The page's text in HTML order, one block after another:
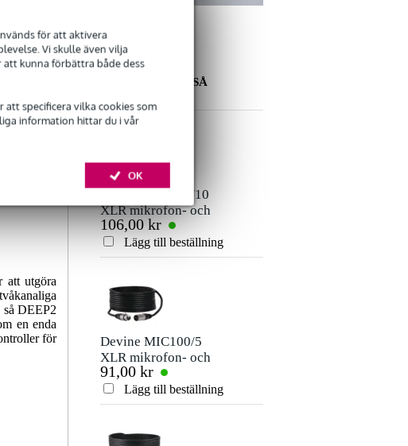
för att aktivera
Vi skulle även vilja
kunna förbättra både dess
specificera vilka cookies som
information hittar du i vår
OK
att utgöra
så DEEP2
en enda
för
Smeknamn
Betyg
Skicka
Det finns ännu inga recensioner för denna produkt.
ANDRA KÖPTE OCKSÅ
Devine MIC100/10
XLR mikrofon- och
signalkabel 10
meter
106,00 kr
Lägg till beställning
Devine MIC100/5
XLR mikrofon- och
signalkabel 5 meter
91,00 kr
Lägg till beställning